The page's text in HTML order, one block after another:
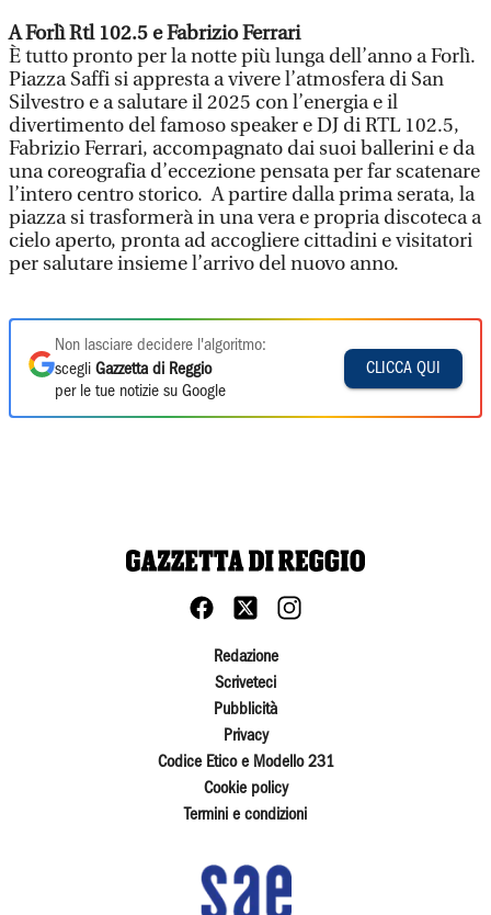
A Forlì Rtl 102.5 e Fabrizio Ferrari
È tutto pronto per la notte più lunga dell’anno a Forlì.
Piazza Saffi si appresta a vivere l’atmosfera di San
Silvestro e a salutare il 2025 con l’energia e il
divertimento del famoso speaker e DJ di RTL 102.5,
Fabrizio Ferrari, accompagnato dai suoi ballerini e da
una coreografia d’eccezione pensata per far scatenare
l’intero centro storico. A partire dalla prima serata, la
piazza si trasformerà in una vera e propria discoteca a
cielo aperto, pronta ad accogliere cittadini e visitatori
per salutare insieme l’arrivo del nuovo anno.
Non lasciare decidere l'algoritmo:
scegli Gazzetta di Reggio
per le tue notizie su Google
CLICCA QUI
Redazione
Scriveteci
Pubblicità
Privacy
Codice Etico e Modello 231
Cookie policy
Termini e condizioni